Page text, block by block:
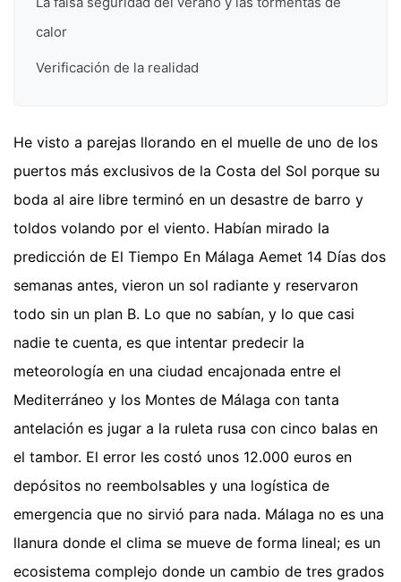
calor
Verificación de la realidad
He visto a parejas llorando en el muelle de uno de los
puertos más exclusivos de la Costa del Sol porque su
boda al aire libre terminó en un desastre de barro y
toldos volando por el viento. Habían mirado la
predicción de El Tiempo En Málaga Aemet 14 Días dos
semanas antes, vieron un sol radiante y reservaron
todo sin un plan B. Lo que no sabían, y lo que casi
nadie te cuenta, es que intentar predecir la
meteorología en una ciudad encajonada entre el
Mediterráneo y los Montes de Málaga con tanta
antelación es jugar a la ruleta rusa con cinco balas en
el tambor. El error les costó unos 12.000 euros en
depósitos no reembolsables y una logística de
emergencia que no sirvió para nada. Málaga no es una
llanura donde el clima se mueve de forma lineal; es un
ecosistema complejo donde un cambio de tres grados